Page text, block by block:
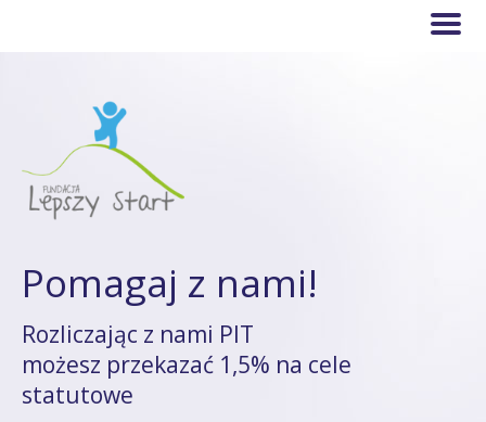
Pomagaj z nami!
Rozliczając z nami PIT
możesz przekazać 1,5% na cele
statutowe